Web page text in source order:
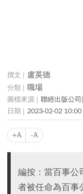
盧英德
職場
聯經出版公
2023-02-02 10:00
+A -A
編按：當百事公
者被任命為百事